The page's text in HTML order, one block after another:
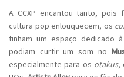
A CCXP encantou tanto,
cultura pop enlouquecem, os
tinham um espaço dedicado
podiam curtir um som no
especialmente para os otakus,